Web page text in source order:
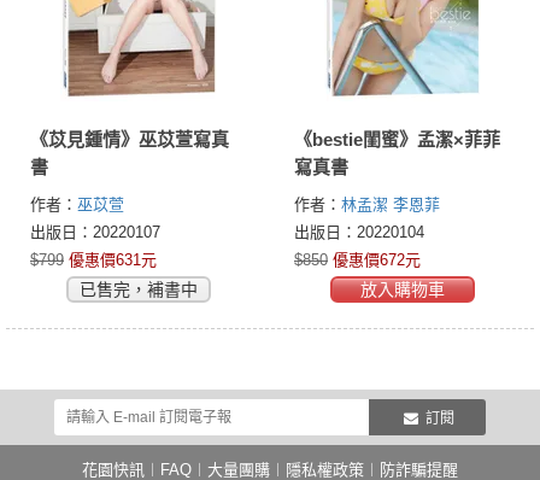
《苡見鍾情》巫苡萱寫真
書
作者： 巫苡萱
出版日：20220107
$799 優惠價631元
已售完，補書中
《bestie閨蜜》孟潔×菲菲
寫真書
作者： 林孟潔 李恩菲
出版日：20220104
$850 優惠價672元
放入購物車
訂閱
花園快訊 FAQ 大量團購 隱私權政策 防詐騙提醒